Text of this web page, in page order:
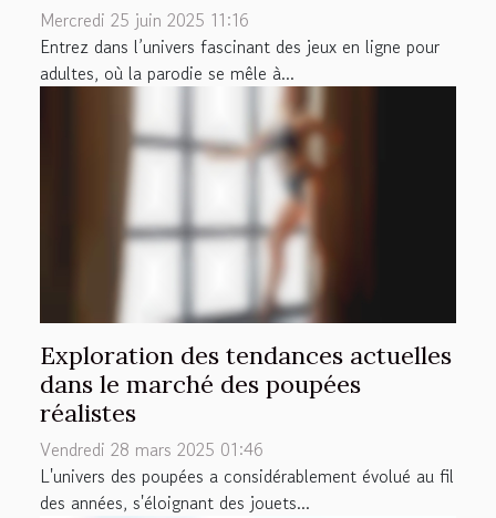
Mercredi 25 juin 2025 11:16
Entrez dans l’univers fascinant des jeux en ligne pour
adultes, où la parodie se mêle à...
Exploration des tendances actuelles
dans le marché des poupées
réalistes
Vendredi 28 mars 2025 01:46
L'univers des poupées a considérablement évolué au fil
des années, s'éloignant des jouets...